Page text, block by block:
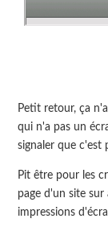
Petit retour, ça
qui n'a pas un
signaler que c'est
Pit être pour les
page d'un site
impressions